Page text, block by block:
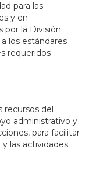
para las
y en
por la División
los estándares
requeridos
del
administrativo y
para facilitar
las actividades